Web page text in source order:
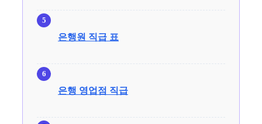
은행원 직급 표
은행 영업점 직급